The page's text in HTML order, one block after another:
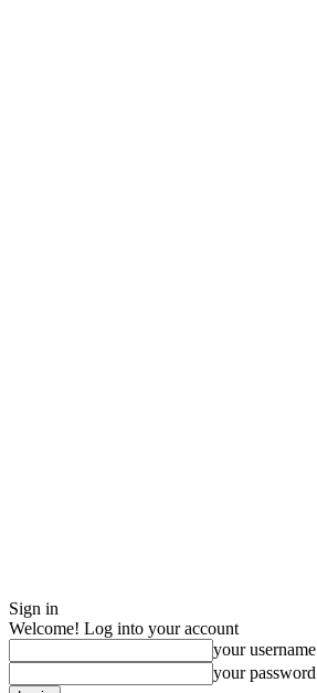
Sign in
Welcome! Log into your account
your username
your password